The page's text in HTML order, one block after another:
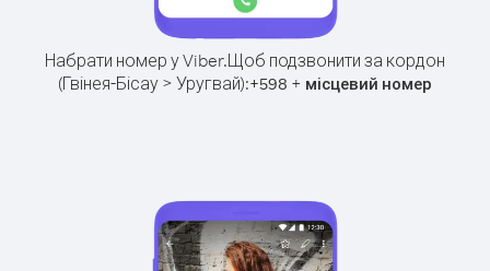
Набрати номер у Viber.Щоб подзвонити за кордон
(Гвінея-Бісау > Уругвай):+598 + місцевий номер